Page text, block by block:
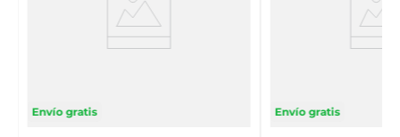
Envío gratis Envío gratis